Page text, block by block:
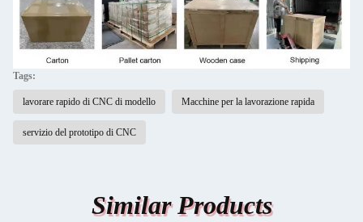
Tags:
lavorare rapido di CNC di modello Macchine per la lavorazione rapida
servizio del prototipo di CNC
Similar Products